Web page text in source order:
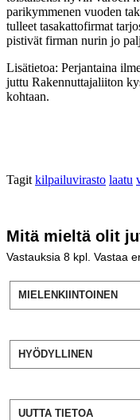
parikymmenen vuoden
tulleet tasakattofirmat
pistivät firman nurin jo
Lisätietoa: Perjantaina
juttu Rakennuttajaliiton
kohtaan.
Tagit kilpailuvirasto laatu
Mitä mieltä olit
Vastauksia 8 kpl. Vastaa
MIELENKIINTOINEN
HYÖDYLLINEN
UUTTA TIETOA